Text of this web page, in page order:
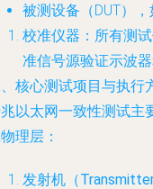
被测设备（DUT），
校准仪器 ：所有测
准信号源验证示波器
核心测试项目与执行
以太网一致性测试主
理层：
发射机（